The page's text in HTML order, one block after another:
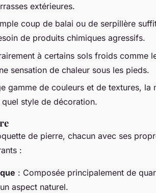
extérieures.
coup de balai ou de serpillère
de produits chimiques agressifs.
à certains sols froids comme
sensation de chaleur sous les pieds.
gamme de couleurs et de textures, la
style de décoration.
de pierre, chacun avec ses
:
: Composée principalement de
aspect naturel.